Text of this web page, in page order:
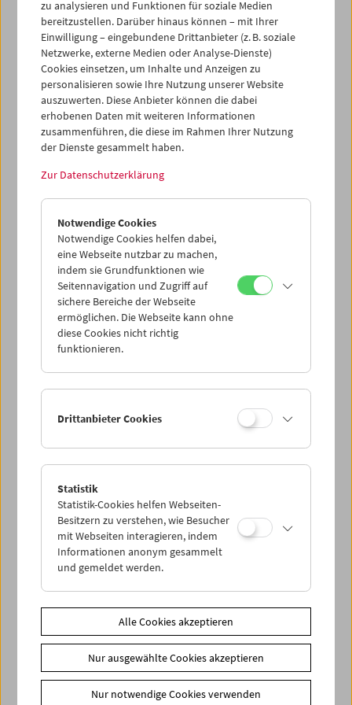
geplanten Besuch aus gesundheitlichen Gründen
absagen, doch eine ihrer Töchter, Salomé Alexi, ebenfalls
Filmemacherin, war zum Auftakt der Retrospektive
anwesend. Sie sprach mit der Ko-Kuratorin der
Schau, Gaby Babić, die auch Einführungen zu den Filmen
hielt.
ProgrammDezember 2024 - Lana Gogoberidze
< zurück zur Übersicht
Share on
Newsletter
Fotos unserer Gäste
Gästebuch
zu analysieren und Funktionen für soziale Medien
bereitzustellen. Darüber hinaus können – mit Ihrer
Einwilligung – eingebundene Drittanbieter (z. B. soziale
Netzwerke, externe Medien oder Analyse-Dienste)
Cookies einsetzen, um Inhalte und Anzeigen zu
personalisieren sowie Ihre Nutzung unserer Website
auszuwerten. Diese Anbieter können die dabei
erhobenen Daten mit weiteren Informationen
zusammenführen, die diese im Rahmen Ihrer Nutzung
der Dienste gesammelt haben.
Zur Datenschutzerklärung
Notwendige Cookies
Notwendige Cookies helfen dabei,
eine Webseite nutzbar zu machen,
indem sie Grundfunktionen wie
Seitennavigation und Zugriff auf
sichere Bereiche der Webseite
ermöglichen. Die Webseite kann ohne
diese Cookies nicht richtig
funktionieren.
Drittanbieter Cookies
Statistik
Statistik-Cookies helfen Webseiten-
Besitzern zu verstehen, wie Besucher
mit Webseiten interagieren, indem
Informationen anonym gesammelt
und gemeldet werden.
Alle Cookies akzeptieren
Nur ausgewählte Cookies akzeptieren
Nur notwendige Cookies verwenden